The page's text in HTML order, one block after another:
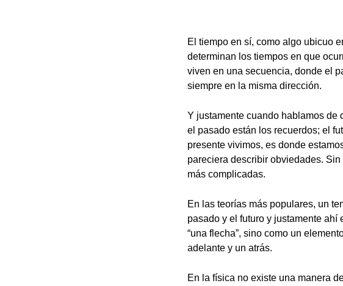
El tiempo en sí, como algo ubicuo
determinan los tiempos en que
viven en una secuencia, donde el
siempre en la misma dirección.
Y justamente cuando hablamos de
el pasado están los recuerdos; el
presente vivimos, es donde
pareciera describir obviedades.
más complicadas.
En las teorías más populares, un
pasado y el futuro y justamente ahí
“una flecha”, sino como un
adelante y un atrás.
En la física no existe una manera